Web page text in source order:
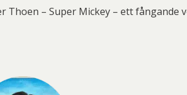
Thoen – Super Mickey – ett fångande